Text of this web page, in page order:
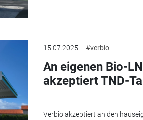
15.07.2025 #verbio
An eigenen Bio-
akzeptiert TND-
Verbio akzeptiert an den